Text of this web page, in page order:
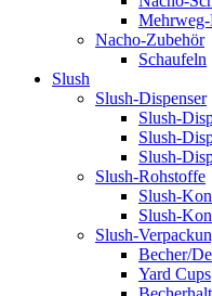
Nacho-Zubehör
Schaufeln
Slush
Slush-Dispenser
Slush-
Slush-
Slush-
Slush-Rohstoffe
Slush-
Slush-
Slush-
Becher/
Yard Cups